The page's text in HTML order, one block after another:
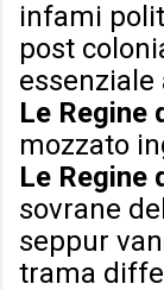
infami
post
Le Regine
mozzato
Le Regine
sovrane
seppur
trama